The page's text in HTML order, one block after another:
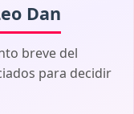
Dan
breve del
para decidir